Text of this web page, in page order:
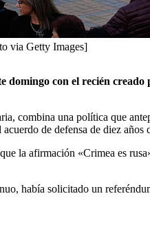
via Getty Images]
con el recién
combina una política que
de defensa de diez
la afirmación «Crimea es
había solicitado un